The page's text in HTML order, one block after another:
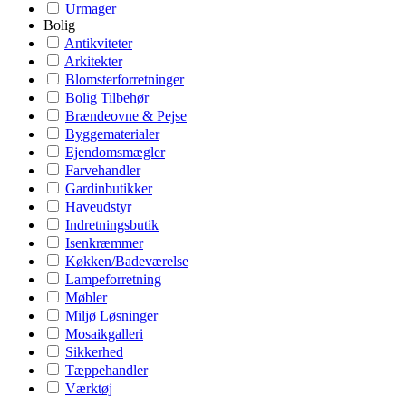
Urmager
Bolig
Antikviteter
Arkitekter
Blomsterforretninger
Bolig Tilbehør
Brændeovne & Pejse
Byggematerialer
Ejendomsmægler
Farvehandler
Gardinbutikker
Haveudstyr
Indretningsbutik
Isenkræmmer
Køkken/Badeværelse
Lampeforretning
Møbler
Miljø Løsninger
Mosaikgalleri
Sikkerhed
Tæppehandler
Værktøj